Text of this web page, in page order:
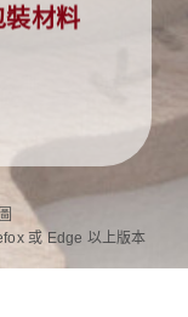
裝材料
或 Edge 以上版本